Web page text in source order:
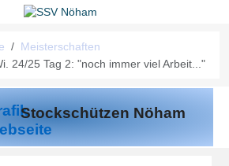
Meisterschaften
24/25 Tag 2: "noch immer viel Arbeit..."
Stockschützen Nöham